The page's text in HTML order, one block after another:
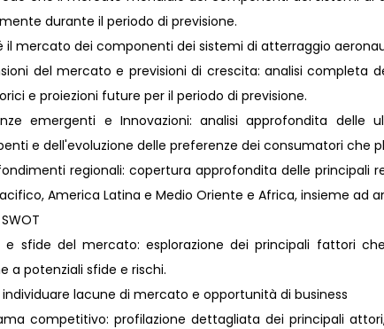
durante il periodo di previsione.
il mercato dei componenti dei sistemi di atterraggio
del mercato e previsioni di crescita: analisi completa
e proiezioni future per il periodo di previsione.
emergenti e Innovazioni: analisi approfondita delle
e dell'evoluzione delle preferenze dei consumatori che
regionali: copertura approfondita delle principali
America Latina e Medio Oriente e Africa, insieme ad
e sfide del mercato: esplorazione dei principali fattori
a potenziali sfide e rischi.
lacune di mercato e opportunità di business
competitivo: profilazione dettagliata dei principali